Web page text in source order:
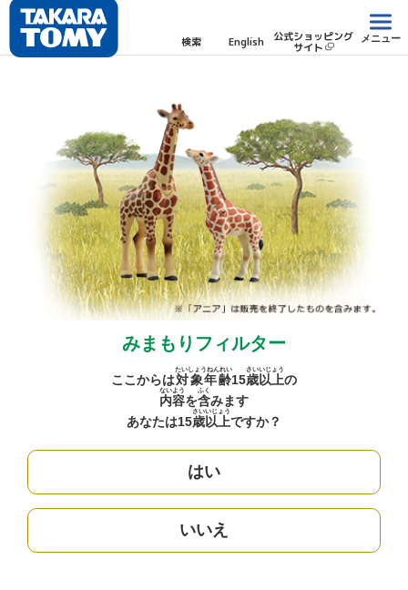
検索 English 公式ショッピング
サイト
メニュー
みまもりフィルター
ここからは対象年齢
たいしょうねんれい
15歳
さい
以上
いじょう
の
内容
ないよう
を含
ふく
みます
あなたは15歳
さい
以上
いじょう
ですか？
はい
いいえ